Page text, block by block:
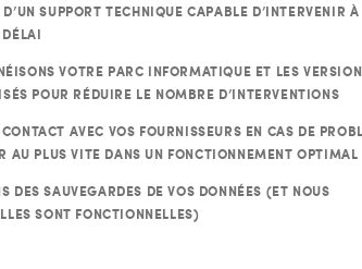
SUPPORT TECHNIQUE CAPABLE D’INTERVENIR À
VOTRE PARC INFORMATIQUE ET LES
POUR RÉDUIRE LE NOMBRE D’INTERVENTIONS
AVEC VOS FOURNISSEURS EN CAS DE
AU PLUS VITE DANS UN FONCTIONNEMENT OPTIMAL
DES SAUVEGARDES DE VOS DONNÉES (ET NOUS
SONT FONCTIONNELLES)